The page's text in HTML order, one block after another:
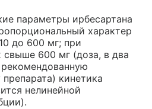
параметры ирбесартана
характер
до 600 мг; при
свыше 600 мг (доза, в два
кинетика
нелинейной